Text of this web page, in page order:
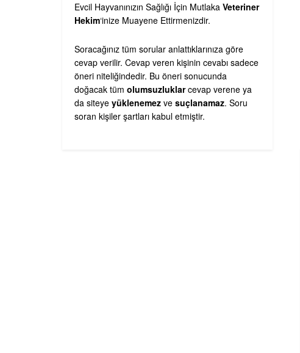
Evcil Hayvanınızın Sağlığı İçin Mutlaka Veteriner
Hekim‘inize Muayene Ettirmenizdir.
Soracağınız tüm sorular anlattıklarınıza göre
cevap verilir. Cevap veren kişinin cevabı sadece
öneri niteliğindedir. Bu öneri sonucunda
doğacak tüm olumsuzluklarcevap verene ya
da siteye yüklenemez ve suçlanamaz. Soru
soran kişiler şartları kabul etmiştir.